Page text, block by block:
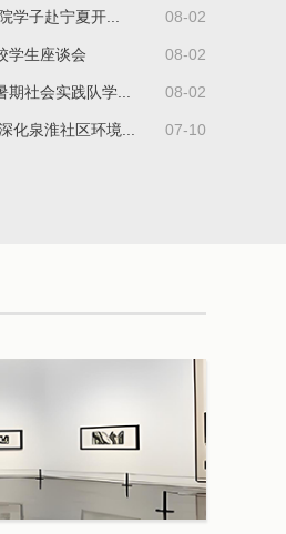
08-02
学子赴宁夏开...
08-02
学生座谈会
08-02
社会实践队学...
07-10
化泉淮社区环境...